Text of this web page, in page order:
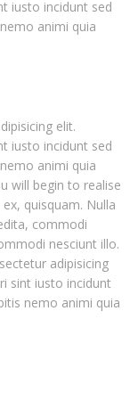
iusto incidunt sed
animi quia
elit.
iusto incidunt sed
animi quia
will begin to realise
quisquam. Nulla
commodi
nesciunt illo.
adipisicing
sint iusto incidunt
nemo animi quia